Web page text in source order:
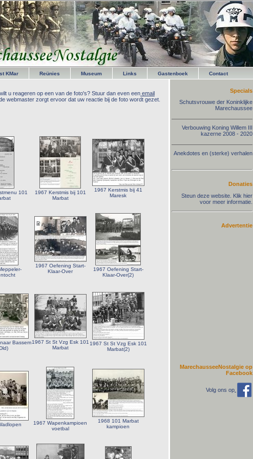
KMar Reünies Museum Links Gastenboek Contact
u reageren op een van de foto's? Stuur dan even een email
webmaster zorgt ervoor dat uw reactie bij de foto wordt gezet.
101
1967 Kerstmis bij 101
Marbat
1967 Kerstmis bij 41
Maresk
1967 Oefening Start-
Klaar-Over
1967 Oefening Start-
Klaar-Over(2)
Bassem 1967 St St Vzg Esk 101
Marbat
1967 St St Vzg Esk 101
Marbat(2)
1967 Wapenkampioen
voetbal
1968 101 Marbat
kampioen
Specials
Schutsvrouwe der Koninklijke
Marechaussee
Verbouwing Koning Willem III
kazerne 2008 - 2020
Anekdotes en (sterke) verhalen
Donaties
Steun deze website. Klik hier
voor meer informatie.
Advertentie
MarechausseeNostalgie op
Facebook
Volg ons op